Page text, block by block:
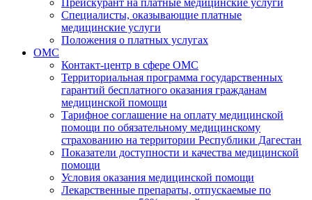
Прейскурант на платные медицинские услуги
Специалисты, оказывающие платные
медицинские услуги
Положения о платных услугах
ОМС
Контакт-центр в сфере ОМС
Территориальная программа государственных
гарантий бесплатного оказания гражданам
медицинской помощи
Тарифное соглашение на оплату медицинской
помощи по обязательному медицинскому
страхованию на территории Республики Дагестан
Показатели доступности и качества медицинской
помощи
Условия оказания медицинской помощи
Лекарственные препараты, отпускаемые по